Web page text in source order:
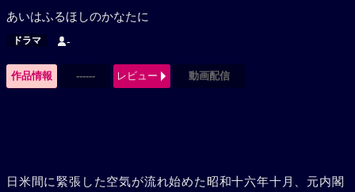
あいはふるほしのかなたに
ドラマ -
作品情報 ------ レビュー 動画配信
日米間に緊張した空気が流れ始めた昭和十六年十月、元内閣